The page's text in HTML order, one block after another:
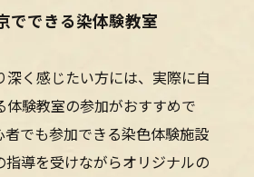
でできる染体験教室
く感じたい方には、実際に自
験教室の参加がおすすめで
でも参加できる染色体験施設
導を受けながらオリジナルの